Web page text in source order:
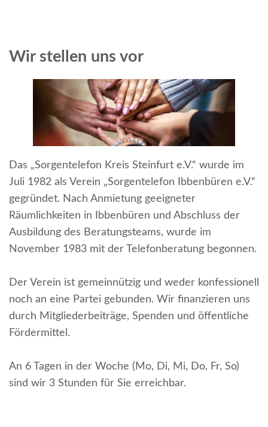
Wir stellen uns vor
Das „Sorgentelefon Kreis Steinfurt e.V.“ wurde im
Juli 1982 als Verein „Sorgentelefon Ibbenbüren e.V.“
gegründet. Nach Anmietung geeigneter
Räumlichkeiten in Ibbenbüren und Abschluss der
Ausbildung des Beratungsteams, wurde im
November 1983 mit der Telefonberatung begonnen.
Der Verein ist gemeinnützig und weder konfessionell
noch an eine Partei gebunden. Wir finanzieren uns
durch Mitgliederbeiträge, Spenden und öffentliche
Fördermittel.
An 6 Tagen in der Woche (Mo, Di, Mi, Do, Fr, So)
sind wir 3 Stunden für Sie erreichbar.